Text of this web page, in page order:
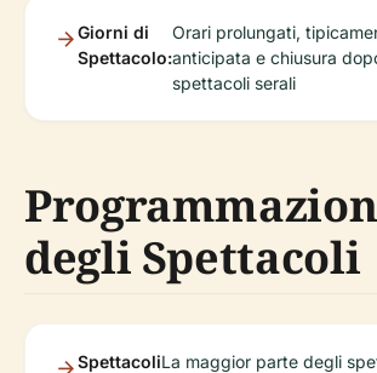
Giorni di
Spettacolo:
Orari prolungati,
anticipata e chiusura
spettacoli serali
degli Spettacoli
SpettacoliLa maggior parte degli